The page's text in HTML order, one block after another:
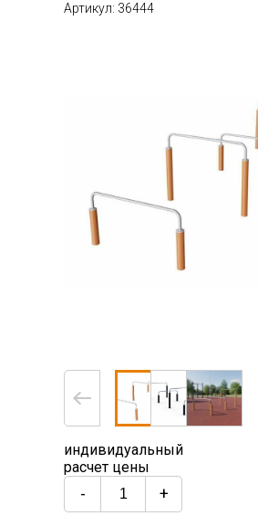
Артикул: 36444
индивидуальный
расчет цены
- +